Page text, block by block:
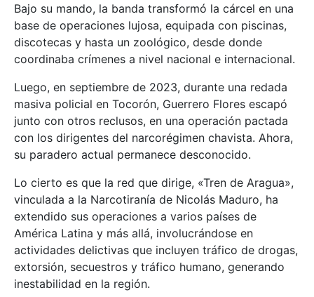
Bajo su mando, la banda transformó la cárcel en una
base de operaciones lujosa, equipada con piscinas,
discotecas y hasta un zoológico, desde donde
coordinaba crímenes a nivel nacional e internacional.
Luego, en septiembre de 2023, durante una redada
masiva policial en Tocorón, Guerrero Flores escapó
junto con otros reclusos, en una operación pactada
con los dirigentes del narcorégimen chavista. Ahora,
su paradero actual permanece desconocido.
Lo cierto es que la red que dirige, «Tren de Aragua»,
vinculada a la Narcotiranía de Nicolás Maduro, ha
extendido sus operaciones a varios países de
América Latina y más allá, involucrándose en
actividades delictivas que incluyen tráfico de drogas,
extorsión, secuestros y tráfico humano, generando
inestabilidad en la región.